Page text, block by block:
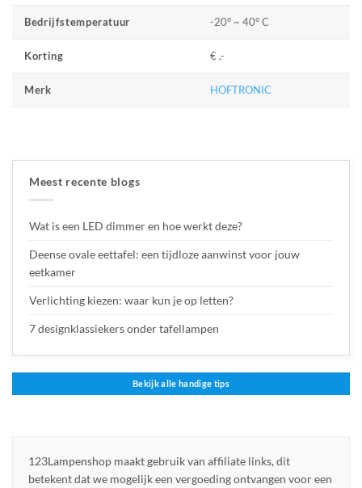
Bedrijfstemperatuur -20° ~ 40° C
Korting € ,-
Merk HOFTRONIC
Meest recente blogs
Wat is een LED dimmer en hoe werkt deze?
Deense ovale eettafel: een tijdloze aanwinst voor jouw
eetkamer
Verlichting kiezen: waar kun je op letten?
7 designklassiekers onder tafellampen
Bekijk alle handige tips
123Lampenshop maakt gebruik van affiliate links, dit
betekent dat we mogelijk een vergoeding ontvangen voor een